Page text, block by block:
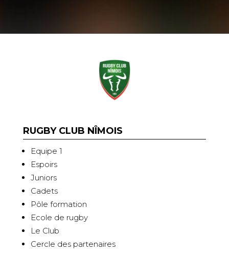
RUGBY CLUB NÎMOIS
Equipe 1
Espoirs
Juniors
Cadets
Pôle formation
Ecole de rugby
Le Club
Cercle des partenaires